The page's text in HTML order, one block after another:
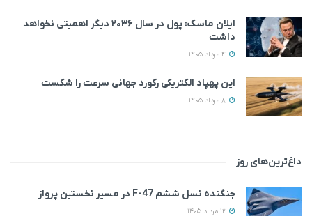
ایلان ماسک: پول در سال ۲۰۳۶ دیگر اهمیتی نخواهد
داشت
این پهپاد الکتریکی رکورد جهانی سرعت را شکست
داغ‌ترین‌های روز
جنگنده نسل ششم F-47 در مسیر نخستین پرواز